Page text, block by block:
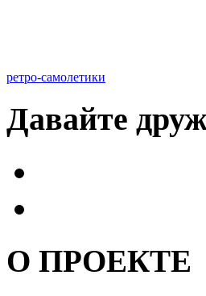
ретро-самолетики
Давайте
О ПРОЕКТЕ